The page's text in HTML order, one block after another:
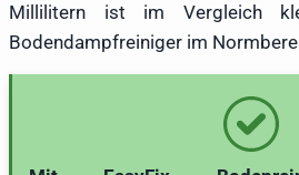
Millilitern ist im Vergleich
Bodendampfreiniger im